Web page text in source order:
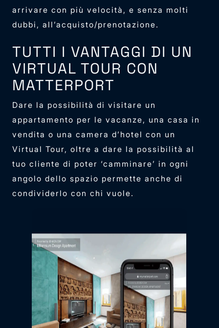
arrivare con più velocità, e senza molti
dubbi, all’acquisto/prenotazione.
TUTTI I VANTAGGI DI UN
VIRTUAL TOUR CON
MATTERPORT
Dare la possibilità di visitare un
appartamento per le vacanze, una casa in
vendita o una camera d’hotel con un
Virtual Tour, oltre a dare la possibilità al
tuo cliente di poter ‘camminare’ in ogni
angolo dello spazio permette anche di
condividerlo con chi vuole.